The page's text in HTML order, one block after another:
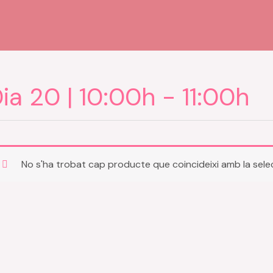
20 | 10:00h - 11:00h
No s'ha trobat cap producte que coincideixi amb la